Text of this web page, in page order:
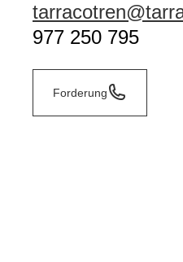
977 250 795
Forderung